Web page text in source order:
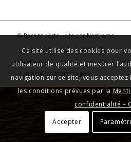
©Back to resto- site parNostromo
Mentions légales – Confidentialité
Cookies
contact@backtoresto.paris
Ce site utilise des cookies pour
utilisateur de qualité et mesurer
navigation sur ce site, vous
les conditions prévues par la
confidentialité –
Accepter